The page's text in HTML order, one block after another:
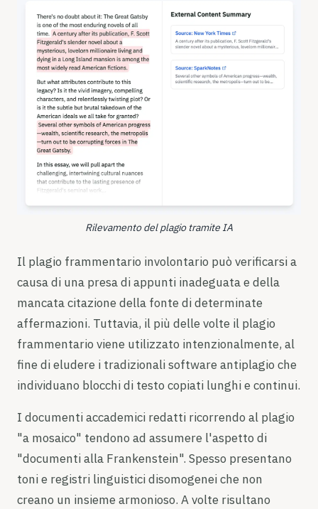
Rilevamento del plagio tramite IA
Il plagio frammentario involontario può verificarsi a
causa di una presa di appunti inadeguata e della
mancata citazione della fonte di determinate
affermazioni. Tuttavia, il più delle volte il plagio
frammentario viene utilizzato intenzionalmente, al
fine di eludere i tradizionali software antiplagio che
individuano blocchi di testo copiati lunghi e continui.
I documenti accademici redatti ricorrendo al plagio
"a mosaico" tendono ad assumere l'aspetto di
"documenti alla Frankenstein". Spesso presentano
toni e registri linguistici disomogenei che non
creano un insieme armonioso. A volte risultano